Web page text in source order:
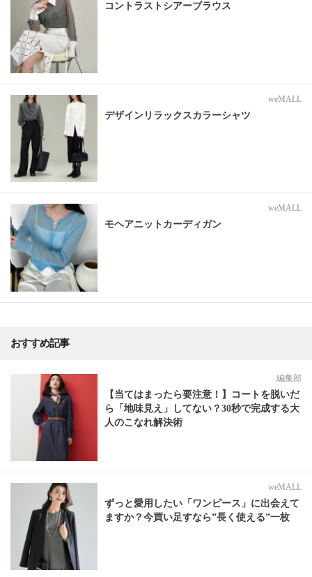
コントラストシアーブラウス
weMALL
デザインリラックスカラーシャツ
weMALL
モヘアニットカーディガン
おすすめ記事
編集部
【当てはまったら要注意！】コートを脱いだ
ら「地味見え」してない？30秒で完成する大
人のこなれ解決術
weMALL
ずっと愛用したい「ワンピース」に出会えて
ますか？今買い足すなら”長く使える”一枚